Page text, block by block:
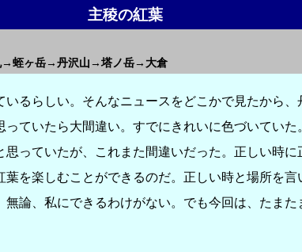
主稜の紅葉
→蛭ヶ岳→丹沢山→塔ノ岳→大倉
るらしい。そんなニュースをどこかで見たから、
っていたら大間違い。すでにきれいに色づいていた
思っていたが、これまた間違いだった。正しい時に
葉を楽しむことができるのだ。正しい時と場所を言
無論、私にできるわけがない。でも今回は、たまた